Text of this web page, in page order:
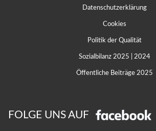
Datenschutzerklärung
Cookies
Politik der Qualität
Sozialbilanz 2025 2024
Öffentliche Beiträge 2025
FOLGE UNS AUF